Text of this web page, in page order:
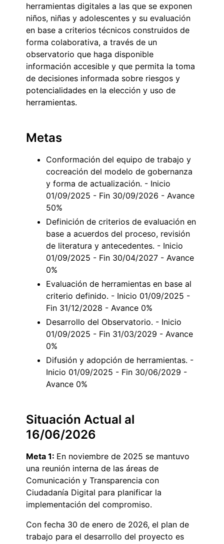
herramientas digitales a las que se exponen
niños, niñas y adolescentes y su evaluación
en base a criterios técnicos construidos de
forma colaborativa, a través de un
observatorio que haga disponible
información accesible y que permita la toma
de decisiones informada sobre riesgos y
potencialidades en la elección y uso de
herramientas.
Metas
Conformación del equipo de trabajo y
cocreación del modelo de gobernanza
y forma de actualización. - Inicio
01/09/2025 - Fin 30/09/2026 - Avance
50%
Definición de criterios de evaluación en
base a acuerdos del proceso, revisión
de literatura y antecedentes. - Inicio
01/09/2025 - Fin 30/04/2027 - Avance
0%
Evaluación de herramientas en base al
criterio definido. - Inicio 01/09/2025 -
Fin 31/12/2028 - Avance 0%
Desarrollo del Observatorio. - Inicio
01/09/2025 - Fin 31/03/2029 - Avance
0%
Difusión y adopción de herramientas. -
Inicio 01/09/2025 - Fin 30/06/2029 -
Avance 0%
Situación Actual al
16/06/2026
Meta 1: En noviembre de 2025 se mantuvo
una reunión interna de las áreas de
Comunicación y Transparencia con
Ciudadanía Digital para planificar la
implementación del compromiso.
Con fecha 30 de enero de 2026, el plan de
trabajo para el desarrollo del proyecto es